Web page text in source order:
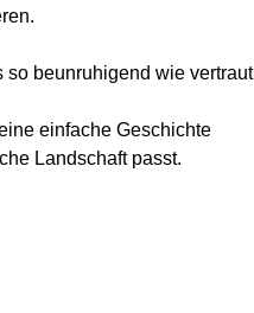
beunruhigend wie vertraut
einfache Geschichte
Landschaft passt.